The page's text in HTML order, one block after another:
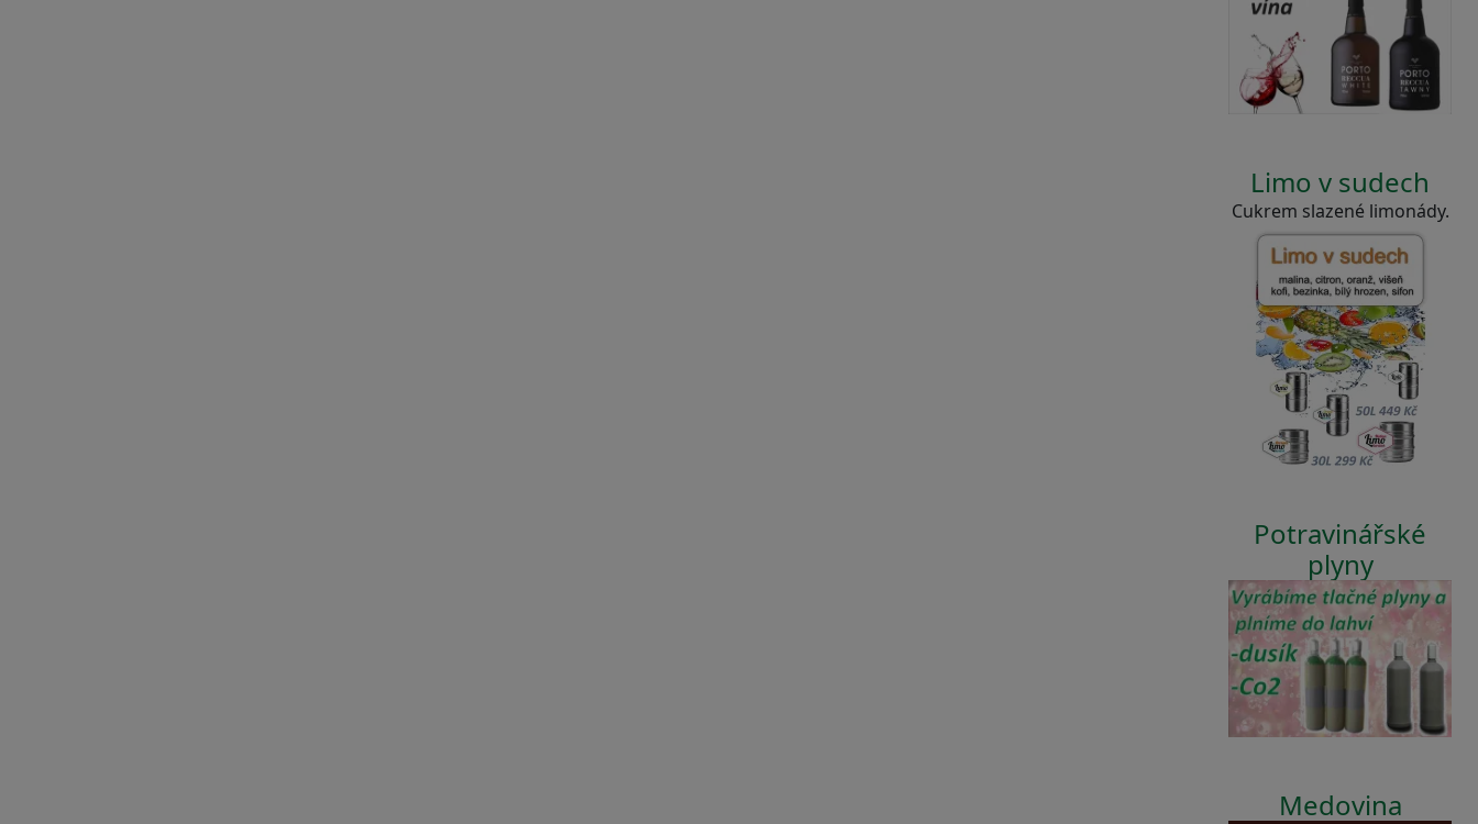
Limo v sudech
Cukrem slazené limonády.
Potravinářské
plyny
Medovina